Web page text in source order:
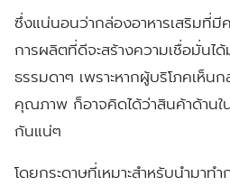
ซึ่งแน่นอนว่ากล่องอาหารเสริมที่มี
การผลิตที่ดีจะสร้างความเชื่อมั่นไ
ธรรมดาๆ เพราะหากผู้บริโภคเห็น
คุณภาพ ก็อาจคิดได้ว่าสินค้าด้าน
กันแน่ๆ
โดยกระดาษที่เหมาะสำหรับนำมาท